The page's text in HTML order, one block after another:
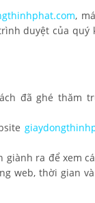
,
duyệt của quý
đã ghé thăm
giành ra để xem
web, thời gian